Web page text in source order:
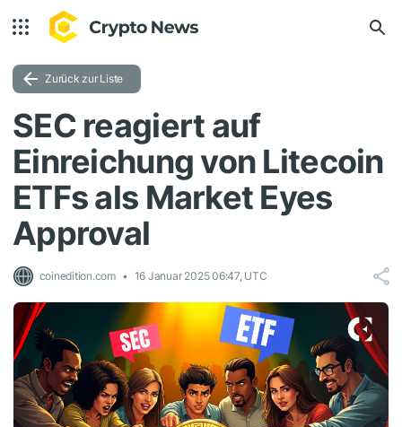
Zurück zur Liste
SEC reagiert auf
Einreichung von Litecoin
ETFs als Market Eyes
Approval
coinedition.com 16 Januar 2025 06:47, UTC